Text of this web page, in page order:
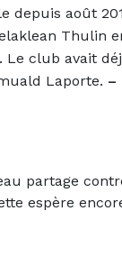
depuis août
Thulin
Le club avait
Laporte. –
partage
espère